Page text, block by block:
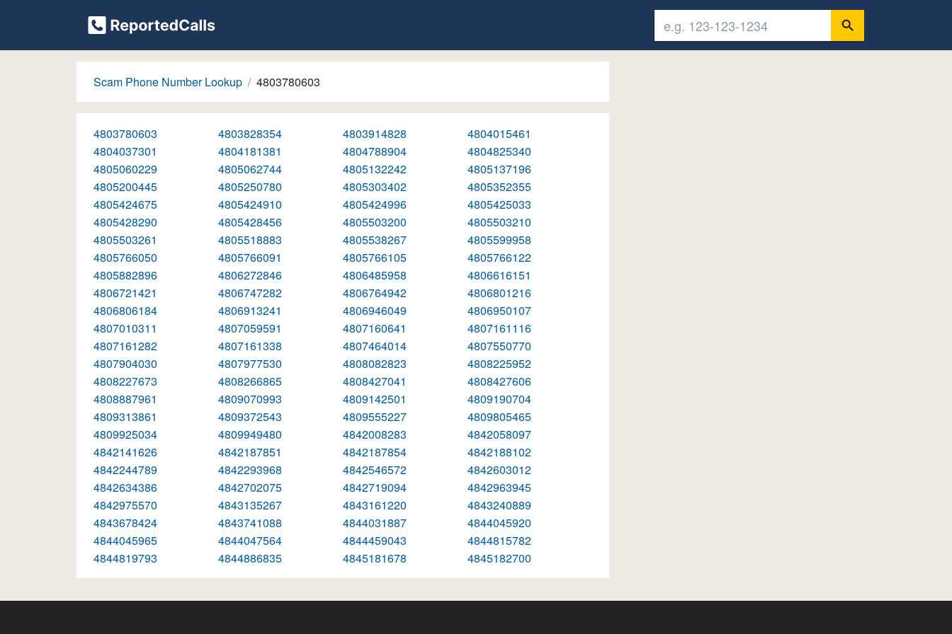
Scam Phone Number Lookup 4803780603
4803780603 4803828354 4803914828
4804015461
4804037301
4804181381 4804788904
4804825340
4805060229
4805062744 4805132242
4805137196
4805200445
4805250780 4805303402
4805352355
4805424675
4805424910 4805424996
4805425033
4805428290
4805428456 4805503200
4805503210
4805503261
4805518883 4805538267
4805599958
4805766050
4805766091 4805766105
4805766122
4805882896
4806272846 4806485958
4806616151
4806721421
4806747282 4806764942
4806801216
4806806184
4806913241 4806946049
4806950107
4807010311
4807059591 4807160641
4807161116
4807161282
4807161338 4807464014
4807550770
4807904030
4807977530 4808082823
4808225952
4808227673
4808266865 4808427041
4808427606
4808887961
4809070993 4809142501
4809190704
4809313861
4809372543 4809555227
4809805465
4809925034
4809949480 4842008283
4842058097
4842141626
4842187851 4842187854
4842188102
4842244789
4842293968 4842546572
4842603012
4842634386
4842702075 4842719094
4842963945
4842975570
4843135267 4843161220
4843240889
4843678424
4843741088 4844031887
4844045920
4844045965
4844047564 4844459043
4844815782
4844819793
4844886835 4845181678 4845182700